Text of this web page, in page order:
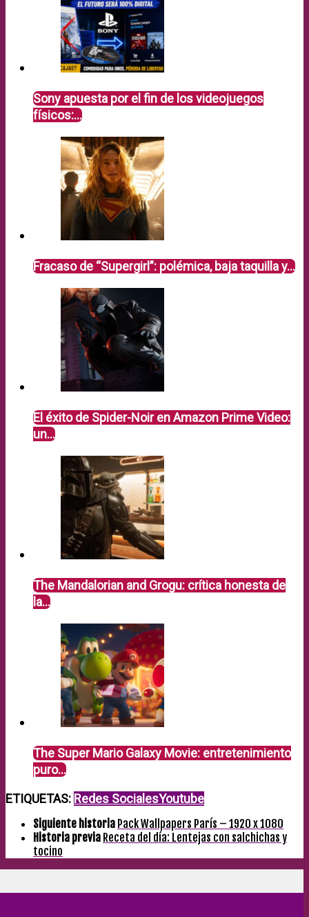
Sony apuesta por el fin de los videojuegos
físicos:…
Fracaso de “Supergirl”: polémica, baja taquilla y…
El éxito de Spider-Noir en Amazon Prime Video:
un…
The Mandalorian and Grogu: crítica honesta de
la…
The Super Mario Galaxy Movie: entretenimiento
puro…
ETIQUETAS: Redes SocialesYoutube
Siguiente historia Pack Wallpapers París – 1920 x 1080
Historia previa Receta del día: Lentejas con salchichas y
tocino